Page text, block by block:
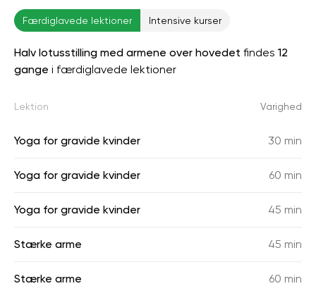
Færdiglavede lektioner Intensive kurser
Halv lotusstilling med armene over hovedet findes 12
gange i færdiglavede lektioner
Lektion Varighed
Yoga for gravide kvinder 30 min
Yoga for gravide kvinder 60 min
Yoga for gravide kvinder 45 min
Stærke arme 45 min
Stærke arme 60 min